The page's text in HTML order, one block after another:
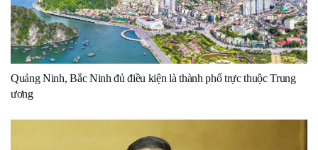
Quảng Ninh, Bắc Ninh đủ điều kiện là thành phố trực thuộc Trung
ương